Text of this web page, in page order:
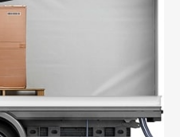
Еврофура от 5 до
догруз
вещи от 200 кг в
попутно. Попутные
ИП и юрлиц обходятся